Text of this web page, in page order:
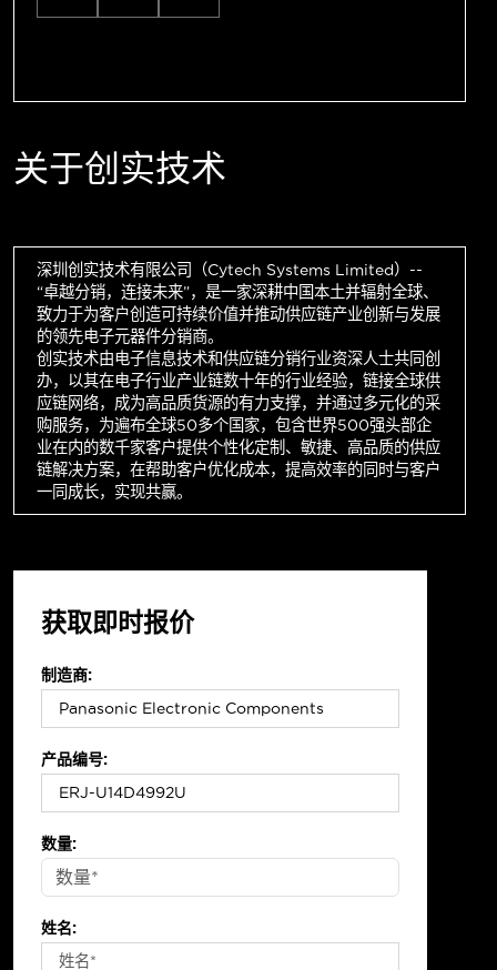
关于创实技术
深圳创实技术有限公司（Cytech Systems Limited）--
“卓越分销，连接未来”，是一家深耕中国本土并辐射全球、
致力于为客户创造可持续价值并推动供应链产业创新与发展
的领先电子元器件分销商。
创实技术由电子信息技术和供应链分销行业资深人士共同创
办，以其在电子行业产业链数十年的行业经验，链接全球供
应链网络，成为高品质货源的有力支撑，并通过多元化的采
购服务，为遍布全球50多个国家，包含世界500强头部企
业在内的数千家客户提供个性化定制、敏捷、高品质的供应
链解决方案，在帮助客户优化成本，提高效率的同时与客户
一同成长，实现共赢。
获取即时报价
制造商:
产品编号:
数量:
姓名: